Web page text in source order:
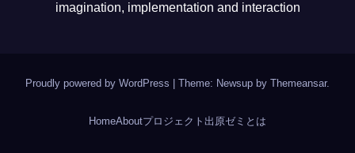
imagination, implementation and interaction
Proudly powered by WordPress Theme: Newsup by Themeansar.
HomeAboutプロジェクト 出原ゼミとは